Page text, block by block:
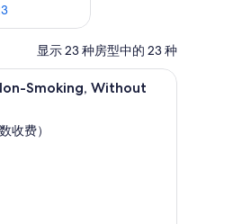
显示 23 种房型中的 23 种
羽绒被、客房内保险箱、笔记本电脑工作区、
Smoking, Without
收费）